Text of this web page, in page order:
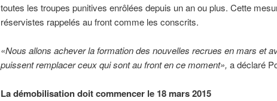
toutes les troupes punitives enrôlées depuis un an ou plus. Cette
réservistes rappelés au front comme les conscrits.
«Nous allons achever la formation des nouvelles recrues en mars et
puissent remplacer ceux qui sont au front en ce moment», a déclaré
La démobilisation doit commencer le 18 mars 2015